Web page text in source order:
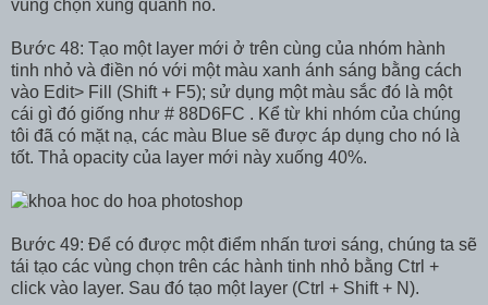
vùng chọn xung quanh nó.
Bước 48: Tạo một layer mới ở trên cùng của nhóm hành
tinh nhỏ và điền nó với một màu xanh ánh sáng bằng cách
vào Edit> Fill (Shift + F5); sử dụng một màu sắc đó là một
cái gì đó giống như # 88D6FC . Kể từ khi nhóm của chúng
tôi đã có mặt nạ, các màu Blue sẽ được áp dụng cho nó là
tốt. Thả opacity của layer mới này xuống 40%.
Bước 49: Để có được một điểm nhấn tươi sáng, chúng ta sẽ
tái tạo các vùng chọn trên các hành tinh nhỏ bằng Ctrl +
click vào layer. Sau đó tạo một layer (Ctrl + Shift + N).